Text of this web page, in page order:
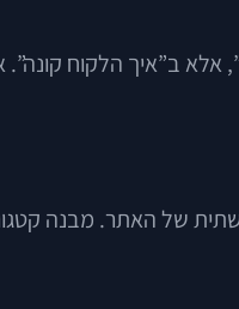
ב”איך הלקוח קונה”.
של האתר. מבנה